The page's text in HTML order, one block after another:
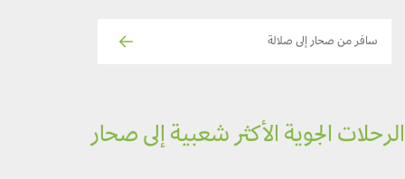
سافر من صحار إلى صلالة
الرحلات الجوية الأكثر شعبية إلى صحار